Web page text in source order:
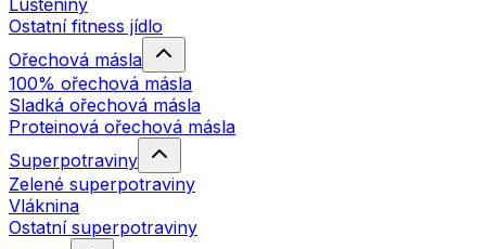
Luštěniny
Ostatní fitness jídlo
Ořechová másla
100% ořechová másla
Sladká ořechová másla
Proteinová ořechová másla
Superpotraviny
Zelené superpotraviny
Vláknina
Ostatní superpotraviny